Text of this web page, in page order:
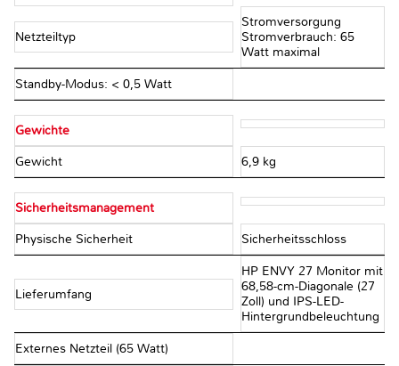
Netzteiltyp
Stromversorgung
Stromverbrauch: 65
Watt maximal
Standby-Modus: < 0,5 Watt
Gewichte
Gewicht 6,9 kg
Sicherheitsmanagement
Physische Sicherheit Sicherheitsschloss
Lieferumfang
HP ENVY 27 Monitor mit
68,58-cm-Diagonale (27
Zoll) und IPS-LED-
Hintergrundbeleuchtung
Externes Netzteil (65 Watt)